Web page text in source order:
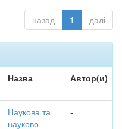
назад 1 далі
Назва Автор(и)
Наукова та
науково-
-